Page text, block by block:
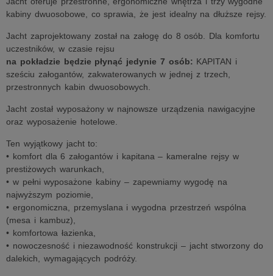
kabiny dwuosobowe, co sprawia, że jest idealny na dłuższe rejsy.
Jacht zaprojektowany został na załogę do 8 osób. Dla komfortu
uczestników, w czasie rejsu
na pokładzie będzie płynąć jedynie 7 osób: KAPITAN i
sześciu załogantów, zakwaterowanych w jednej z trzech,
przestronnych kabin dwuosobowych.
Jacht został wyposażony w najnowsze urządzenia nawigacyjne
oraz wyposażenie hotelowe.
Ten wyjątkowy jacht to:
• komfort dla 6 załogantów i kapitana – kameralne rejsy w
prestiżowych warunkach,
• w pełni wyposażone kabiny – zapewniamy wygodę na
najwyższym poziomie,
• ergonomiczna, przemyslana i wygodna przestrzeń wspólna
(mesa i kambuz),
• komfortowa łazienka,
• nowoczesność i niezawodność konstrukcji – jacht stworzony do
dalekich, wymagających podróży.